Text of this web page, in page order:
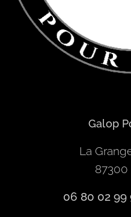
Galop
La
87300
06 80 02 99